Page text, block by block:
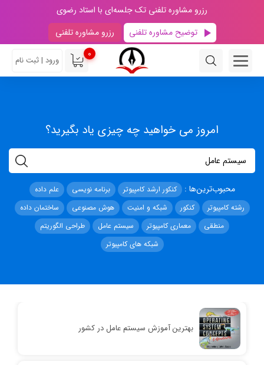
رزرو مشاوره تلفنی تک جلسه‌ای با استاد رضوی
توضیح مشاوره تلفنی
رزرو مشاوره تلفنی
0
ورود | ثبت نام
امروز می خواهید چه چیزی یاد بگیرید؟
محبوب‌ترین‌ها : کنکور ارشد کامپیوتر برنامه نویسی
علم داده
رشته کامپیوتر
کنکور شبکه و امنیت هوش مصنوعی
ساختمان داده
منطقی
معماری کامپیوتر سیستم عامل
طراحی الگوریتم
شبکه های کامپیوتر
بهترین آموزش سیستم عامل در کشور